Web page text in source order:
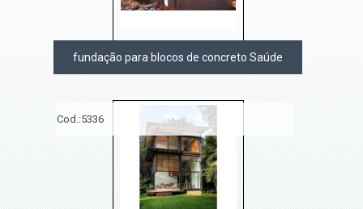
fundação para blocos de concreto Saúde
Cod.:5336